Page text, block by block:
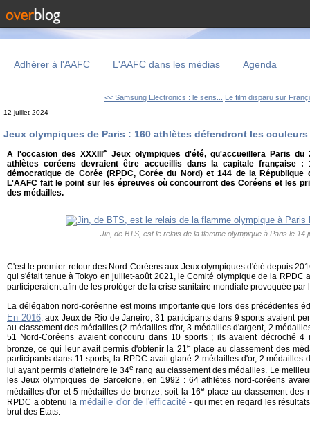
Adhérer à l'AAFC L'AAFC dans les médias Agenda
<< Samsung Electronics : le sens... Le film disparu sur
12 juillet 2024
Jeux olympiques de Paris : 160 athlètes défendront les
A l'occasion des XXXIII e Jeux olympiques d'été, qu'accueillera Paris
athlètes coréens devraient être accueillis dans la capitale française :
démocratique de Corée (RPDC, Corée du Nord) et 144 de la République
L'AAFC fait le point sur les épreuves où concourront des Coréens et les
des médailles.
Jin, de BTS, est le relais de la flamme olympique à Paris le 14
C'est le premier retour des Nord-Coréens aux Jeux olympiques d'été depuis
qui s'était tenue à Tokyo en juillet-août 2021, le Comité olympique de la RPDC
participeraient afin de les protéger de la crise sanitaire mondiale provoquée par
La délégation nord-coréenne est moins importante que lors des précédentes
En 2016, aux Jeux de Rio de Janeiro, 31 participants dans 9 sports avaient
au classement des médailles (2 médailles d'or, 3 médailles d'argent, 2
51 Nord-Coréens avaient concouru dans 10 sports ; ils avaient décroché
bronze, ce qui leur avait permis d'obtenir la 21e place au classement des
participants dans 11 sports, la RPDC avait glané 2 médailles d'or, 2 médailles
lui ayant permis d'atteindre le 34e rang au classement des médailles. Le
les Jeux olympiques de Barcelone, en 1992 : 64 athlètes nord-coréens
médailles d'or et 5 médailles de bronze, soit la 16e place au classement des
RPDC a obtenu la médaille d'or de l'efficacité - qui met en regard les
brut des Etats.